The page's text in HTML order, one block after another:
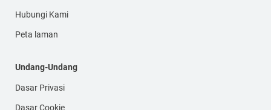
Hubungi Kami
Peta laman
Undang-Undang
Dasar Privasi
Dasar Cookie